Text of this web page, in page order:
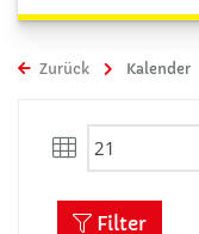
Zurück Kalender
Filter